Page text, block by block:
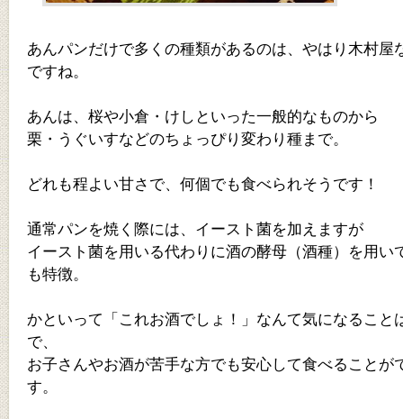
あんパンだけで多くの種類があるのは、やはり木村屋
ですね。
あんは、桜や小倉・けしといった一般的なものから
栗・うぐいすなどのちょっぴり変わり種まで。
どれも程よい甘さで、何個でも食べられそうです！
通常パンを焼く際には、イースト菌を加えますが
イースト菌を用いる代わりに酒の酵母（酒種）を用い
も特徴。
かといって「これお酒でしょ！」なんて気になること
で、
お子さんやお酒が苦手な方でも安心して食べることが
す。